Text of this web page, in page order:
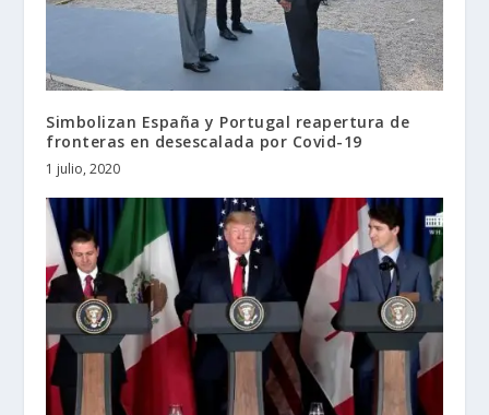
Simbolizan España y Portugal reapertura de
fronteras en desescalada por Covid-19
1 julio, 2020